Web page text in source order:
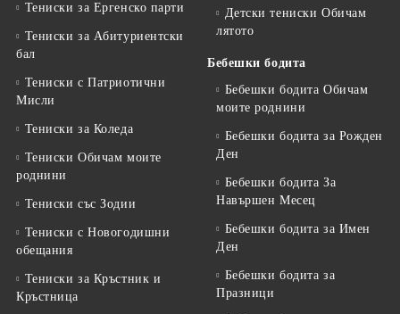
Тениски за Eргенско парти
Тениски за Aбитуриентски
бал
Тениски с Патриотични
Мисли
Тениски за Коледа
Тениски Обичам моите
роднини
Тениски със Зодии
Тениски с Новогодишни
обещания
Тениски за Кръстник и
Кръстница
Детски тениски Обичам
лятото
Бебешки бодита
Бебешки бодита Обичам
моите роднини
Бебешки бодита за Рожден
Ден
Бебешки бодита За
Навършен Месец
Бебешки бодита за Имен
Ден
Бебешки бодита за
Празници